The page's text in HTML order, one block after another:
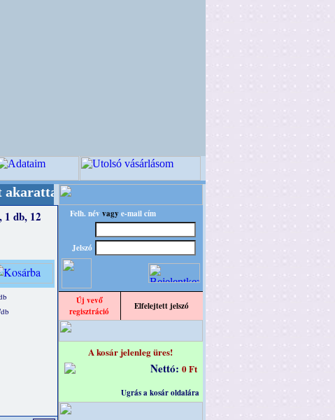
tartjuk "Oldtimer/RETRO" designba!
1 db, 12
Felh. név vagy e-mail cím
Jelszó
Új vevő
regisztráció
Elfelejtett jelszó
A kosár jelenleg üres!
Nettó: 0 Ft
Ugrás a kosár oldalára